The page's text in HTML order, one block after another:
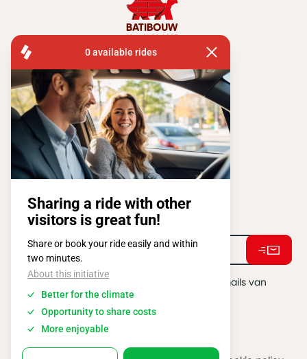
FISA OPERATIONS
ATOMIUMSQUARE, 1 PB 505
1020 BRUSSEL
Tel:+ 32 2 663 14 01
Stay connected !
Ik ga akkoord met het ontvangen van e-mails van
BATIBOUW.*